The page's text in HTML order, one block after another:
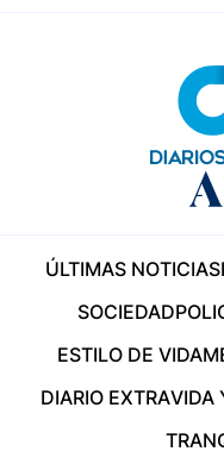
ÚLTIMAS NOTICIAS
SOCIEDAD
ESTILO DE VIDA
DIARIO EXTRAVIDA